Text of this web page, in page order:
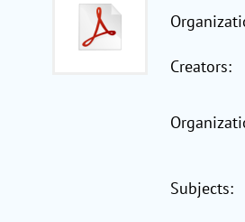
Creators:
Subjects: